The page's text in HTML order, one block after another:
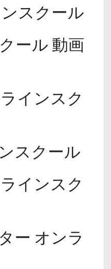
スクール
ール 動画
インスク
スクール
インスク
ー オンラ